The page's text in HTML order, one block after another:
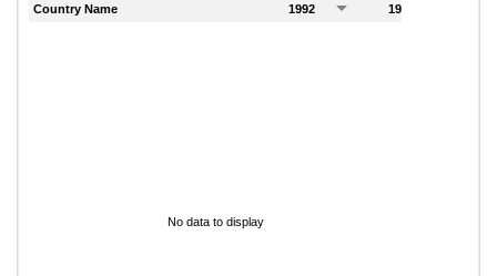
Country Name 1992 1993
No data to display